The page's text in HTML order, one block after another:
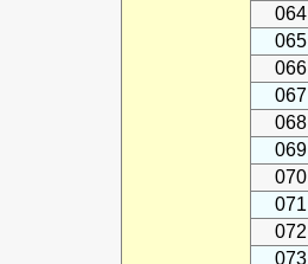
064
065
066
067
068
069
070
071
072
073